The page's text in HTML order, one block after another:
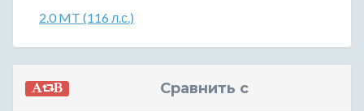
2.0 MT (116 л.с.)
Сравнить с